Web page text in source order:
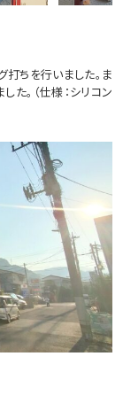
ちを行いました。ま
。（仕様：シリコン